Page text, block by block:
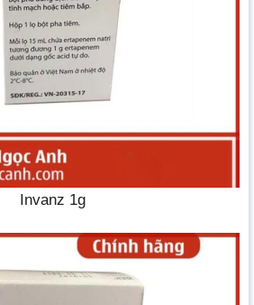
Invanz 1g